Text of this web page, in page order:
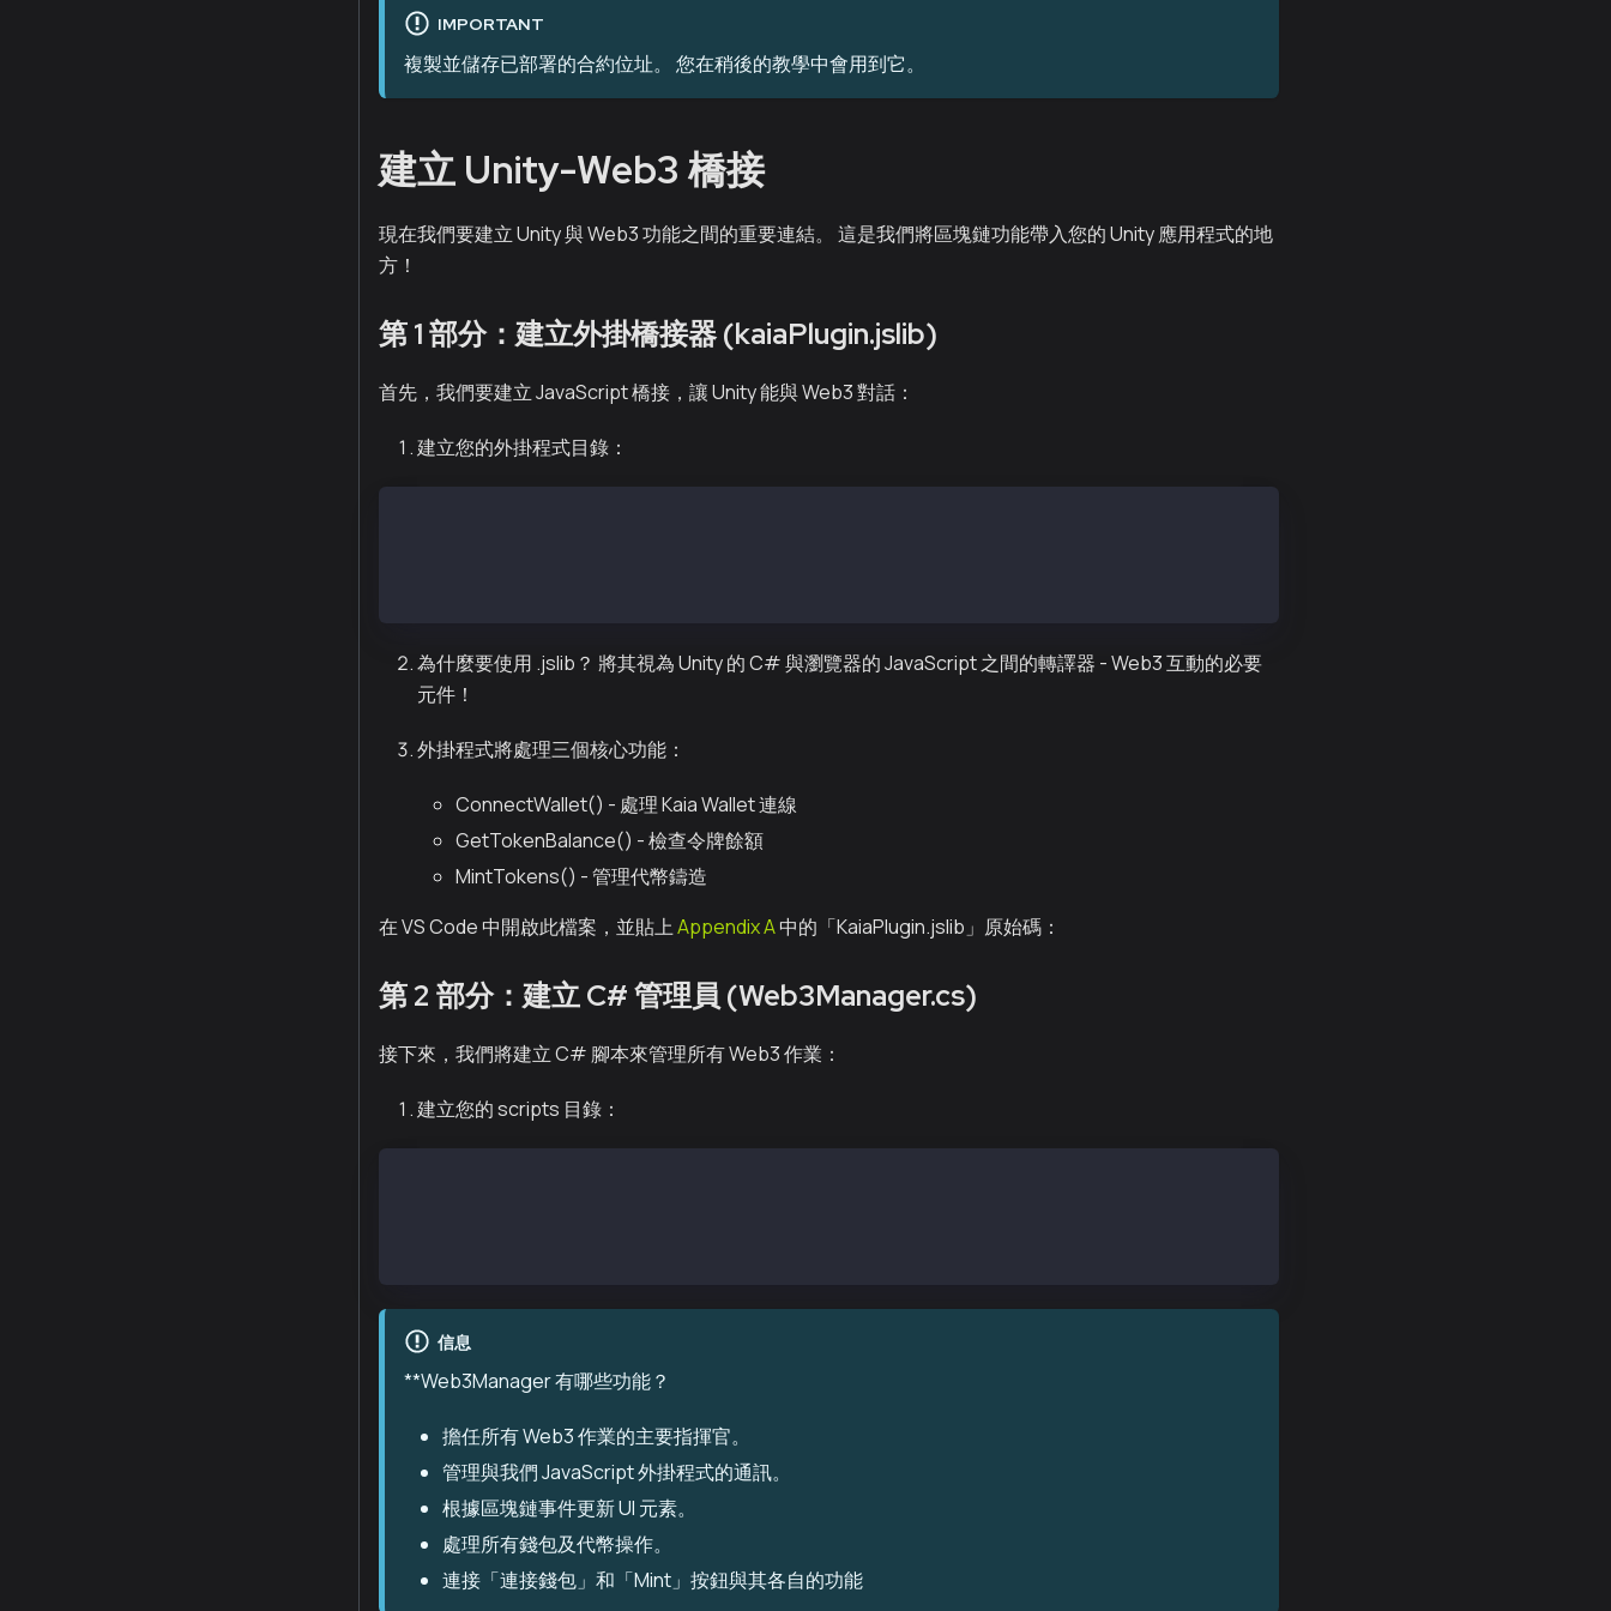
IMPORTANT
複製並儲存已部署的合約位址。 您在稍後的教學中會用到它。
建立 Unity-Web3 橋接
現在我們要建立 Unity 與 Web3 功能之間的重要連結。 這是我們將區塊鏈功能帶入您的 Unity 應用程式的地
方！
第 1 部分：建立外掛橋接器 (kaiaPlugin.jslib)
首先，我們要建立 JavaScript 橋接，讓 Unity 能與 Web3 對話：
建立您的外掛程式目錄：
為什麼要使用 .jslib？ 將其視為 Unity 的 C# 與瀏覽器的 JavaScript 之間的轉譯器 - Web3 互動的必要
元件！
外掛程式將處理三個核心功能：
ConnectWallet() - 處理 Kaia Wallet 連線
GetTokenBalance() - 檢查令牌餘額
MintTokens() - 管理代幣鑄造
在 VS Code 中開啟此檔案，並貼上Appendix A中的「KaiaPlugin.jslib」原始碼：
第 2 部分：建立 C# 管理員 (Web3Manager.cs)
接下來，我們將建立 C# 腳本來管理所有 Web3 作業：
建立您的 scripts 目錄：
信息
**Web3Manager 有哪些功能？
擔任所有 Web3 作業的主要指揮官。
管理與我們 JavaScript 外掛程式的通訊。
根據區塊鏈事件更新 UI 元素。
處理所有錢包及代幣操作。
連接「連接錢包」和「Mint」按鈕與其各自的功能